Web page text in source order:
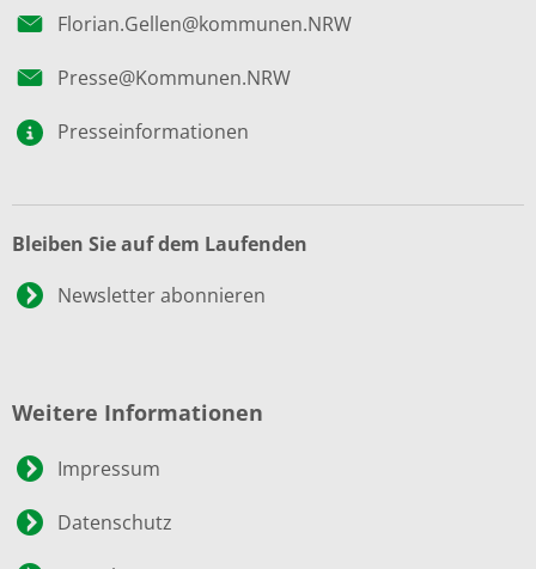
Florian.Gellen@kommunen.NRW
Presse@Kommunen.NRW
Presseinformationen
Bleiben Sie auf dem Laufenden
Newsletter abonnieren
Weitere Informationen
Impressum
Datenschutz